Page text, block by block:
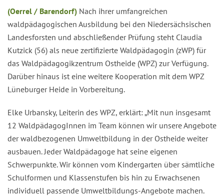
(Oerrel / Barendorf) Nach ihrer umfangreichen
waldpädagogischen Ausbildung bei den Niedersächsischen
Landesforsten und abschließender Prüfung steht Claudia
Kutzick (56) als neue zertifizierte Waldpädagogin (zWP) für
das Waldpädagogikzentrum Ostheide (WPZ) zur Verfügung.
Darüber hinaus ist eine weitere Kooperation mit dem WPZ
Lüneburger Heide in Vorbereitung.
Elke Urbansky, Leiterin des WPZ, erklärt: „Mit nun insgesamt
12 WaldpädagogInnen im Team können wir unsere Angebote
der waldbezogenen Umweltbildung in der Ostheide weiter
ausbauen. Jeder Waldpädagoge hat seine eigenen
Schwerpunkte. Wir können vom Kindergarten über sämtliche
Schulformen und Klassenstufen bis hin zu Erwachsenen
individuell passende Umweltbildungs-Angebote machen.